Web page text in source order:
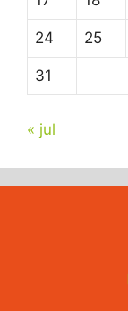
24 25
31
« jul